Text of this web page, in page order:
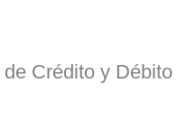
de Crédito y Débito